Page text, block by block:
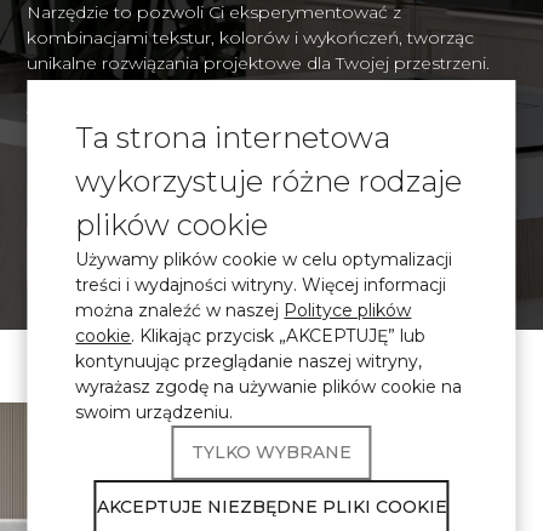
Narzędzie to pozwoli Ci eksperymentować z
kombinacjami tekstur, kolorów i wykończeń, tworząc
unikalne rozwiązania projektowe dla Twojej przestrzeni.
wyprzedzeniem ocenić, jak organicznie wybrane
materiały będą wyglądać w kontekście Twojego wnętrza i
podejmować świadome decyzje projektowe.
WIZUALIZACJA
\ Certyfikowany
Produkty Avant
Quartz spełniają
Ta strona internetowa
wykorzystuje różne rodzaje
plików cookie
Używamy plików cookie w celu optymalizacji
treści i wydajności witryny. Więcej informacji
można znaleźć w naszej Polityce plików
cookie. Klikając przycisk „AKCEPTUJĘ” lub
kontynuując przeglądanie naszej witryny,
wyrażasz zgodę na używanie plików cookie na
swoim urządzeniu.
TYLKO WYBRANE
AKCEPTUJE NIEZBĘDNE PLIKI COOKIE